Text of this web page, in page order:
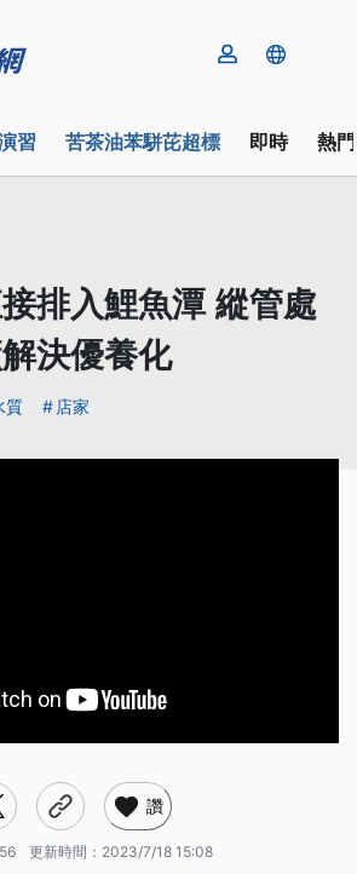
習 苦茶油苯駢芘超標 即時 熱
排入鯉魚潭 縱管處
決優養化
質 店家
讚
更新時間： 2023/7/18 15:08